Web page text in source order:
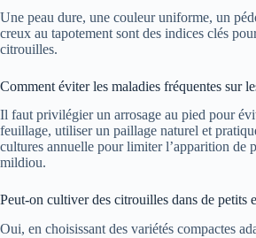
Une peau dure, une couleur uniforme, un
creux au tapotement sont des indices clés
citrouilles.
Comment éviter les maladies fréquentes sur
Il faut privilégier un arrosage au pied pour
feuillage, utiliser un paillage naturel et
cultures annuelle pour limiter l’apparition de
mildiou.
Peut-on cultiver des citrouilles dans de petits
Oui, en choisissant des variétés compactes